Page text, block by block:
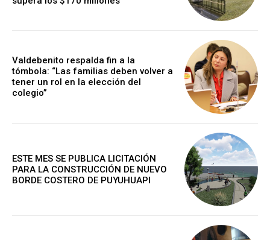
Valdebenito respalda fin a la
tómbola: “Las familias deben volver a
tener un rol en la elección del
colegio”
ESTE MES SE PUBLICA LICITACIÓN
PARA LA CONSTRUCCIÓN DE NUEVO
BORDE COSTERO DE PUYUHUAPI